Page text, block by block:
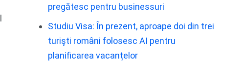
pregătesc pentru businessuri
Studiu Visa: În prezent, aproape doi din trei
turişti români folosesc AI pentru
planificarea vacanțelor